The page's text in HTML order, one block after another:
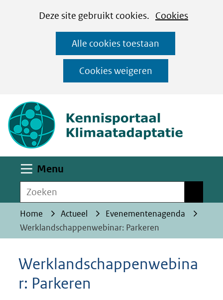
CookiesDeze site gebruikt cookies. Cookies
op
deze
website
worden
toegestaan
geweigerd.
Alle cookies toestaan
Cookies weigeren
Ga
naar
de
inhoud
Menu
Zoeken
Home Actueel
Evenementenagenda
Werklandschappenwebinar: Parkeren
Werklandschappenwebina
r: Parkeren